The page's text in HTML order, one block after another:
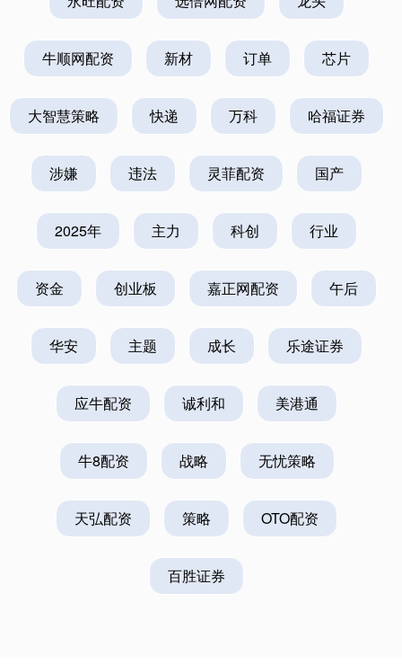
牛顺网配资 新材 订单 芯片
大智慧策略 快递 万科 哈福证券
涉嫌 违法 灵菲配资 国产
2025年 主力 科创 行业
资金 创业板 嘉正网配资 午后
华安 主题 成长 乐途证券
应牛配资 诚利和 美港通
牛8配资 战略 无忧策略
天弘配资 策略 OTO配资
百胜证券